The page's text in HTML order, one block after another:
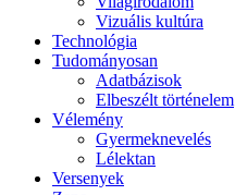
Vizuális kultúra
Technológia
Tudományosan
Adatbázisok
Elbeszélt történelem
Vélemény
Gyermeknevelés
Lélektan
Versenyek